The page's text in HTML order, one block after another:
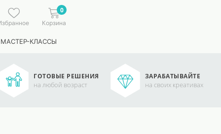
0
Корзина
КЛАССЫ
ГОТОВЫЕ РЕШЕНИЯ
на любой возраст
ЗАРАБАТЫВАЙТЕ
на своих креативах